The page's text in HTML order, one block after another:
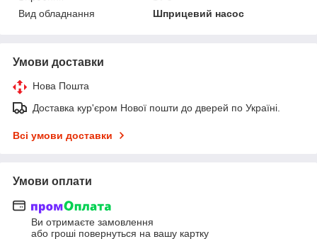
Вид обладнання
Шприцевий насос
Умови доставки
Нова Пошта
Доставка кур'єром Нової пошти до дверей по Україні.
Всі умови доставки
Умови оплати
Ви отримаєте замовлення
або гроші повернуться на вашу картку